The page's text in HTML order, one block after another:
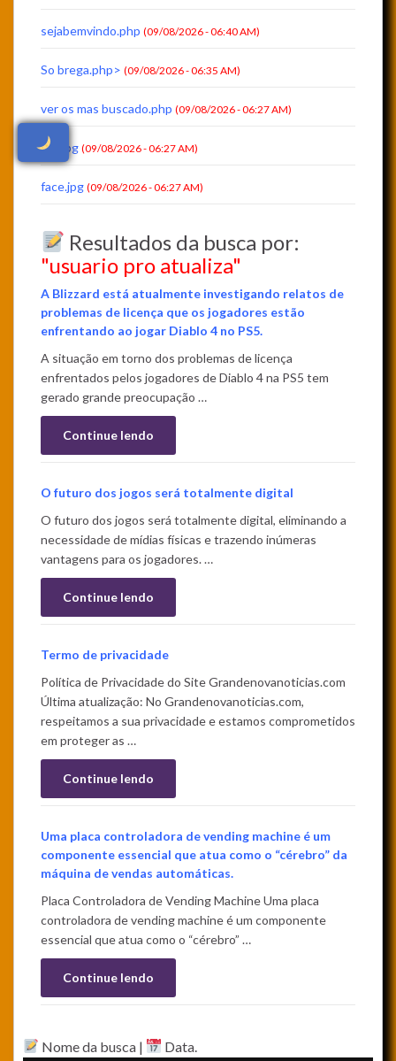
sejabemvindo.php (09/08/2026 - 06:40 AM)
So brega.php> (09/08/2026 - 06:35 AM)
ver os mas buscado.php (09/08/2026 - 06:27 AM)
zap.jpg (09/08/2026 - 06:27 AM)
face.jpg (09/08/2026 - 06:27 AM)
Resultados da busca por:
"usuario pro atualiza"
A Blizzard está atualmente investigando relatos de
problemas de licença que os jogadores estão
enfrentando ao jogar Diablo 4 no PS5.
A situação em torno dos problemas de licença
enfrentados pelos jogadores de Diablo 4 na PS5 tem
gerado grande preocupação …
Continue lendo
O futuro dos jogos será totalmente digital
O futuro dos jogos será totalmente digital, eliminando a
necessidade de mídias físicas e trazendo inúmeras
vantagens para os jogadores. …
Continue lendo
Termo de privacidade
Política de Privacidade do Site Grandenovanoticias.com
Última atualização: No Grandenovanoticias.com,
respeitamos a sua privacidade e estamos comprometidos
em proteger as …
Continue lendo
Uma placa controladora de vending machine é um
componente essencial que atua como o “cérebro” da
máquina de vendas automáticas.
Placa Controladora de Vending Machine Uma placa
controladora de vending machine é um componente
essencial que atua como o “cérebro” …
Continue lendo
Nome da busca | Data.